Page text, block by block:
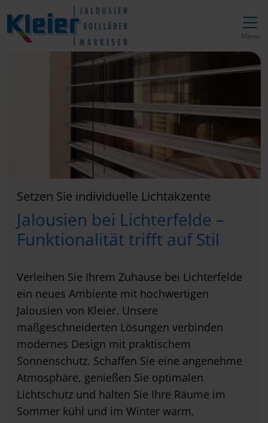
zur Top-Navigation
zur Hauptnavigation
Inhalt springen
zum Footer
Hauptnavigation
Menü
Setzen Sie individuelle Lichtakzente
Jalousien bei Lichterfelde –
Funktionalität trifft auf Stil
Verleihen Sie Ihrem Zuhause bei Lichterfelde
ein neues Ambiente mit hochwertigen
Jalousien von Kleier. Unsere
maßgeschneiderten Lösungen verbinden
modernes Design mit praktischem
Sonnenschutz. Schaffen Sie eine angenehme
Atmosphäre, genießen Sie optimalen
Lichtschutz und halten Sie Ihre Räume im
Sommer kühl und im Winter warm.